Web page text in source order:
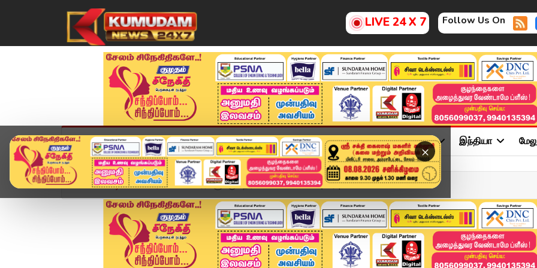
LIVE 24 X 7 Follow Us On
×
முகப்பு விளையாட்டு அண்மை தமிழ்நாடு சினிமா அரசியல் விளையாட்டு இந்தியா
Home வீடியோ ஸ்டோரி பாக்.வீரர்களுக்கு எதிராக ICCயிடம் BCCI புகார் |...